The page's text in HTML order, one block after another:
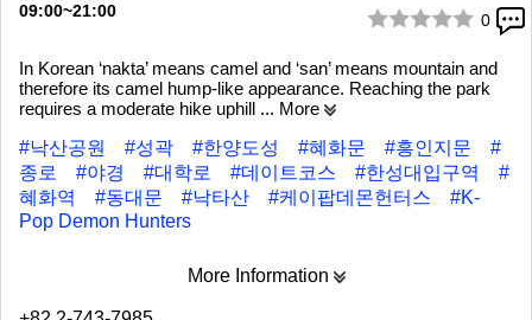
1/10
0
09:00~21:00
In Korean ‘nakta’ means camel and ‘san’ means mountain and
therefore its camel hump-like appearance. Reaching the park
requires a moderate hike uphill ... More
#낙산공원
#성곽 #한양도성 #혜화문 #흥인지문
#
종로
#야경 #대학로 #데이트코스 #한성대입구역
#
혜화역
#동대문 #낙타산 #케이팝데몬헌터스
#K-
Pop Demon Hunters
More Information